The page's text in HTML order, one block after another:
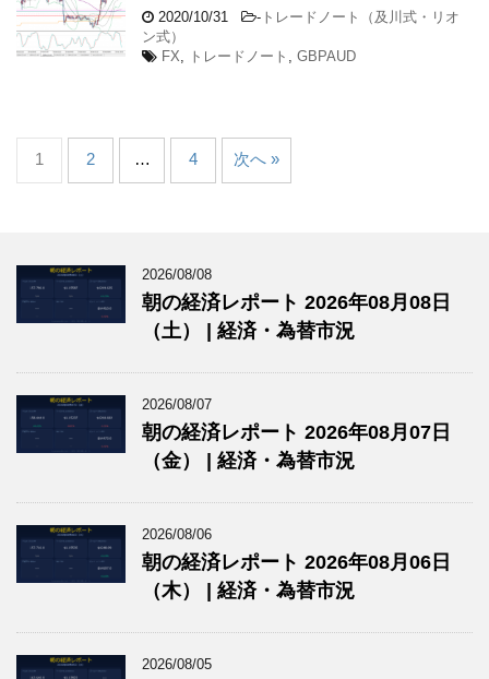
2020/10/31 - トレードノート（及川式・リオ
ン式）
FX, トレードノート , GBPAUD
1 2 … 4 次へ »
2026/08/08
朝の経済レポート 2026年08月08日
（土） | 経済・為替市況
2026/08/07
朝の経済レポート 2026年08月07日
（金） | 経済・為替市況
2026/08/06
朝の経済レポート 2026年08月06日
（木） | 経済・為替市況
2026/08/05